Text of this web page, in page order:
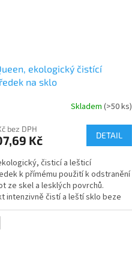
ekologický čistící
na sklo
Skladem (>50 ks)
bez DPH
Kč DETAIL
čisticí a lešticí
k přímému použití k odstranění
ze skel a lesklých povrchů.
intenzivně čistí a leští sklo beze
Je vhodný...